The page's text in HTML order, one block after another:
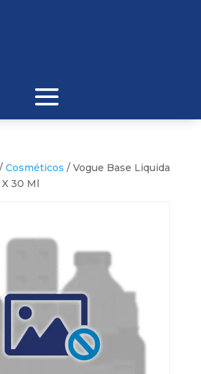
/ Cosméticos / Vogue Base Liquida
30 Ml